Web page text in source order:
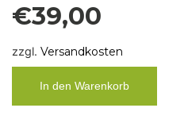
€39,00
zzgl. Versandkosten
In den Warenkorb